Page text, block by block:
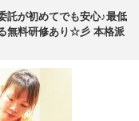
が初めてでも安心♪最低
無料研修あり☆彡 本格派